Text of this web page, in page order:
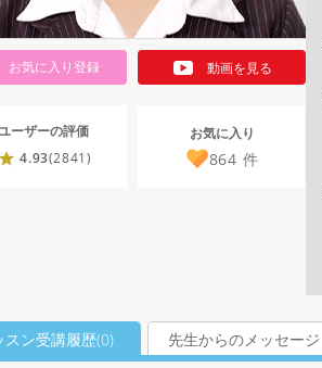
お気に入り登録 動画を見る
ーザーの評価
4.93(2841)
お気に入り
864 件
スン受講履歴(0) 先生からのメッセージ